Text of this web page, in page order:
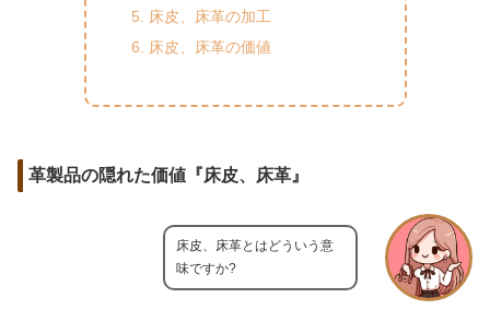
床皮、床革の加工
床皮、床革の価値
革製品の隠れた価値『床皮、床革』
床皮、床革とはどういう意
味ですか?